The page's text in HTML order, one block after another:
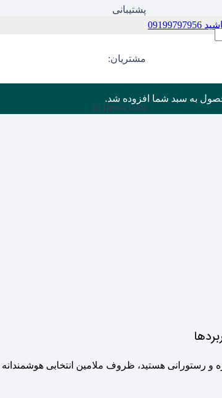
پشتیبانی
مشتریان:
02188943480
به سبد شما افزوده شد.
و رستورانی هستید، ظروف ملامین انتخابی